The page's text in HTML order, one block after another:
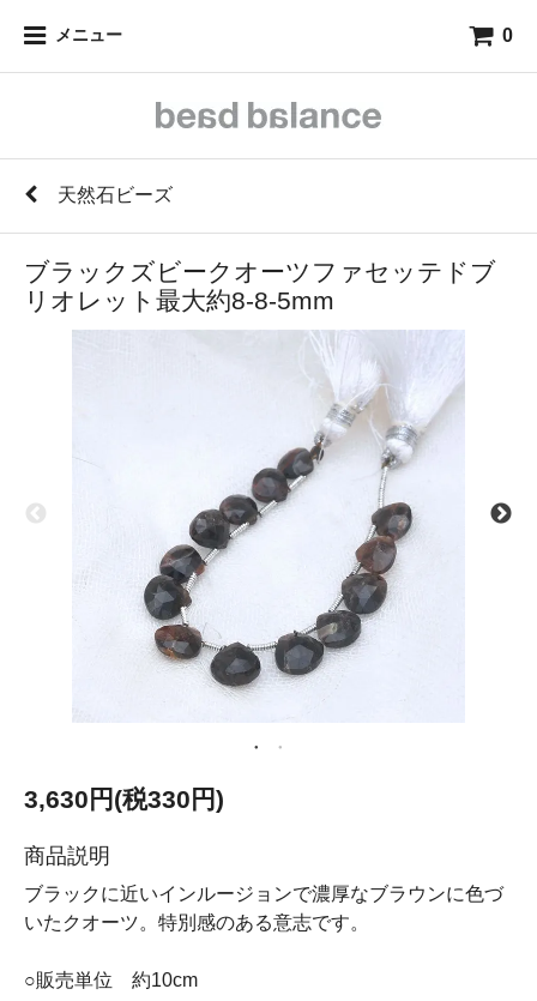
メニュー 0
天然石ビーズ
ブラックズビークオーツファセッテドブ
リオレット最大約8-8-5mm
3,630円(税330円)
商品説明
ブラックに近いインルージョンで濃厚なブラウンに色づ
いたクオーツ。特別感のある意志です。
○販売単位 約10cm